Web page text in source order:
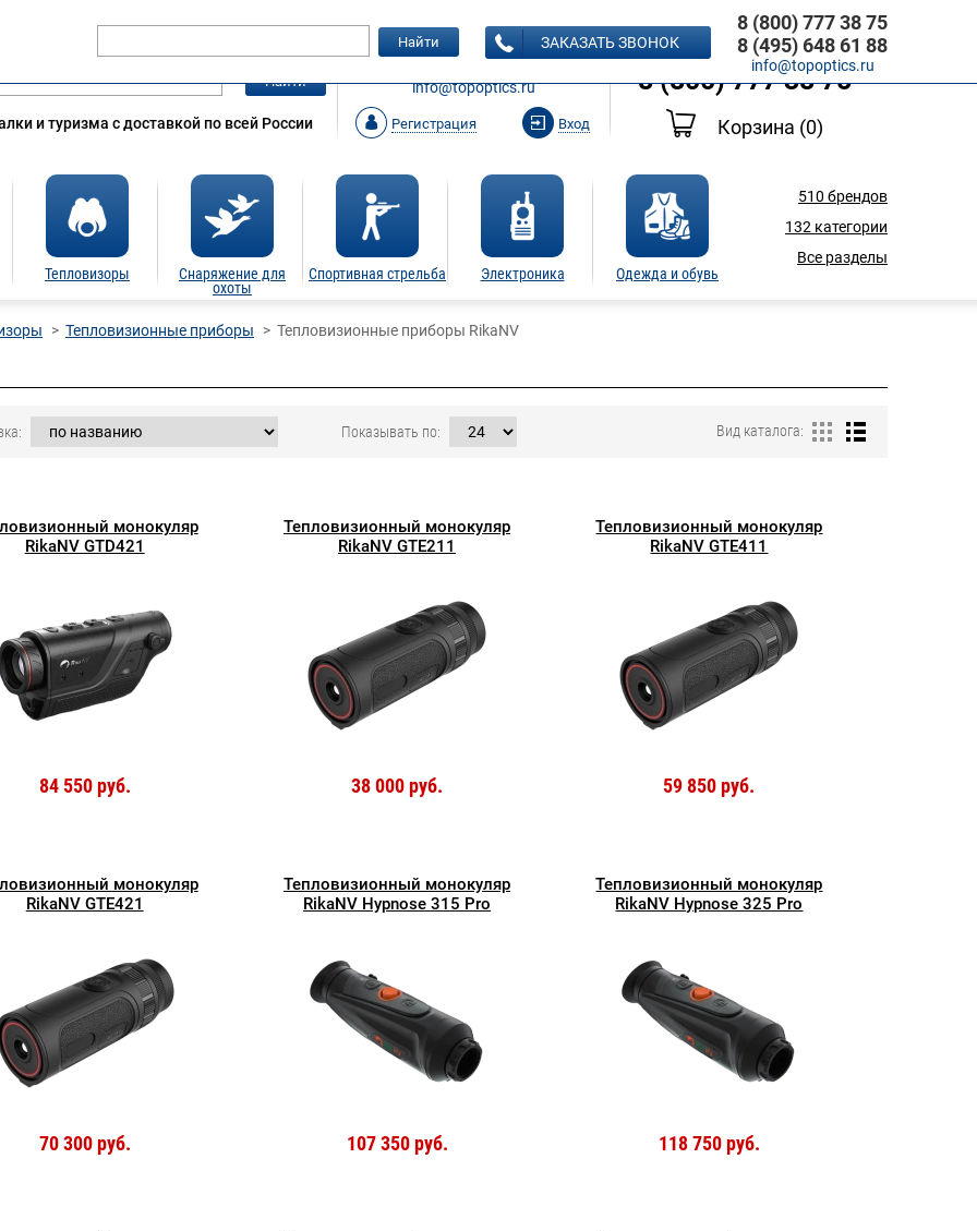
Найти
и туризма с доставкой по всей России
ЗАКАЗАТЬ ЗВОНОК
info@topoptics.ru
Регистрация Вход
8 (495) 648 61 88
8 (800) 777 38 75
Корзина (0)
Тепловизоры
Снаряжение для
охоты
Спортивная стрельба Электроника Одежда и обувь
510 брендов
132 категории
Все разделы
Найти ЗАКАЗАТЬ ЗВОНОК
8 (800) 777 38 75
8 (495) 648 61 88
info@topoptics.ru
Тепловизионные приборы Тепловизионные приборы RikaNV
Показывать по: Вид каталога:
монокуляр
RikaNV GTD421
84 550 руб.
Тепловизионный монокуляр
RikaNV GTE211
38 000 руб.
Тепловизионный монокуляр
RikaNV GTE411
59 850 руб.
монокуляр
RikaNV GTE421
70 300 руб.
Тепловизионный монокуляр
RikaNV Hypnose 315 Рro
107 350 руб.
Тепловизионный монокуляр
RikaNV Hypnose 325 Рro
118 750 руб.